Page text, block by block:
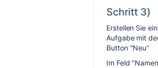
Schritt 3)
Erstellen Sie
Aufgabe mit
Button "Neu"
Im Feld